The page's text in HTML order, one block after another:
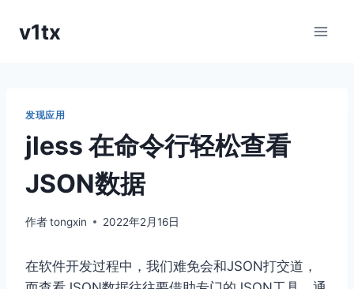
v1tx
发现应用
jless 在命令行轻松查看
JSON数据
作者tongxin 2022年2月16日
在软件开发过程中，我们难免会和JSON打交道，